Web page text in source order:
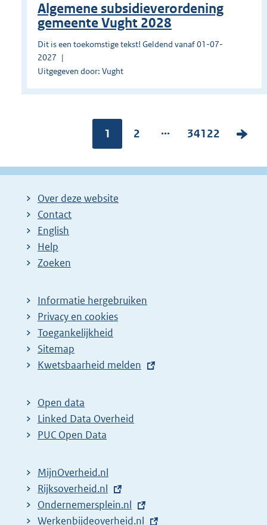
Algemene subsidieverordening
gemeente Vught 2028
Dit is een toekomstige tekst! Geldend vanaf 01-07-
2027
Uitgegeven door: Vught
Pagina:
1
P
g
2 ...
P
g
34122
V
l
Over deze website
Contact
English
Help
Zoeken
Informatie hergebruiken
Privacy en cookies
Toegankelijkheid
Sitemap
E
t
e
r
l
i
n
Kwetsbaarheid melden
Open data
Linked Data Overheid
PUC Open Data
MijnOverheid.nl
E
x
t
Rijksoverheid.nl
E
x
Ondernemersplein.nl
E
Werkenbijdeoverheid.nl